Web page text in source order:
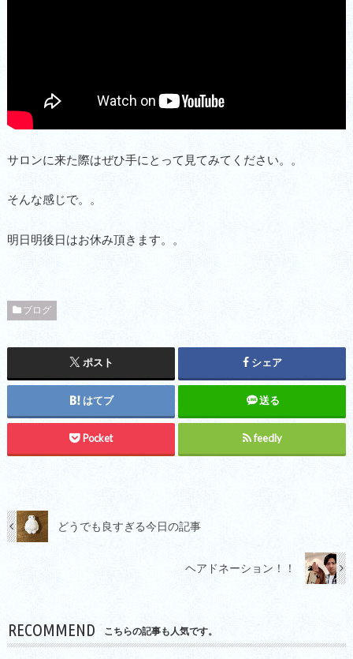
サロンに来た際はぜひ手にとって見てみてください。。
そんな感じで。。
明日明後日はお休み頂きます。。
ブログ
ポスト シェア
はてブ 送る
Pocket feedly
どうでも良すぎる今日の記事
ヘアドネーション！！
RECOMMEND こちらの記事も人気です。